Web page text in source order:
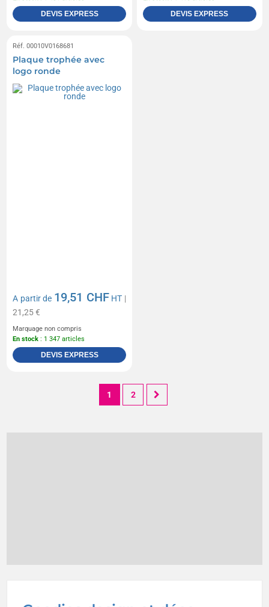
DEVIS EXPRESS DEVIS EXPRESS
Réf. 00010V0168681
Plaque trophée avec
logo ronde
A partir de 19,51 CHF HT |
21,25 €
Marquage non compris
En stock : 1 347 articles
DEVIS EXPRESS
1 2